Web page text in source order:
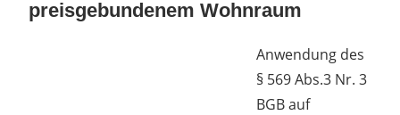
preisgebundenem Wohnraum
Anwendung des
§ 569 Abs.3 Nr. 3
BGB auf